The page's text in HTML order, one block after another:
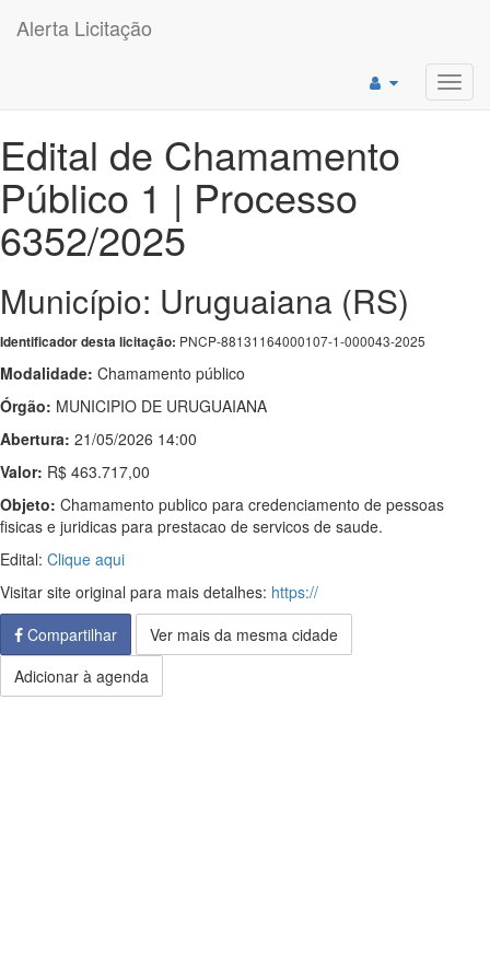
Alerta Licitação
Edital de Chamamento
Público 1 | Processo
6352/2025
Município: Uruguaiana (RS)
Identificador desta licitação: PNCP-88131164000107-1-000043-2025
Modalidade: Chamamento público
Órgão: MUNICIPIO DE URUGUAIANA
Abertura: 21/05/2026 14:00
Valor: R$ 463.717,00
Objeto: Chamamento publico para credenciamento de pessoas
fisicas e juridicas para prestacao de servicos de saude.
Edital: Clique aqui
Visitar site original para mais detalhes: https://
Compartilhar
Ver mais da mesma cidade
Adicionar à agenda